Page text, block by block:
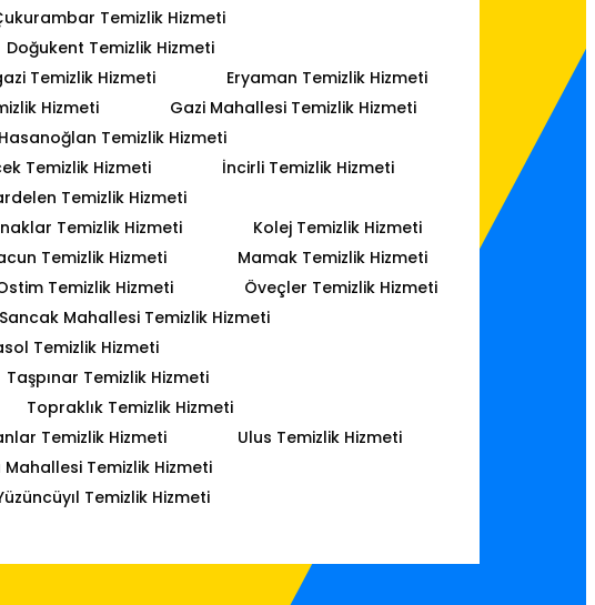
Temizlik Hizmeti
Doğukent Temizlik Hizmeti
Temizlik Hizmeti
Eryaman Temizlik Hizmeti
Hizmeti
Gazi Mahallesi Temizlik Hizmeti
Hasanoğlan Temizlik Hizmeti
Temizlik Hizmeti
İncirli Temizlik Hizmeti
Temizlik Hizmeti
Temizlik Hizmeti
Kolej Temizlik Hizmeti
Temizlik Hizmeti
Mamak Temizlik Hizmeti
Temizlik Hizmeti
Öveçler Temizlik Hizmeti
Sancak Mahallesi Temizlik Hizmeti
Temizlik Hizmeti
Taşpınar Temizlik Hizmeti
Topraklık Temizlik Hizmeti
Temizlik Hizmeti
Ulus Temizlik Hizmeti
Mahallesi Temizlik Hizmeti
Temizlik Hizmeti